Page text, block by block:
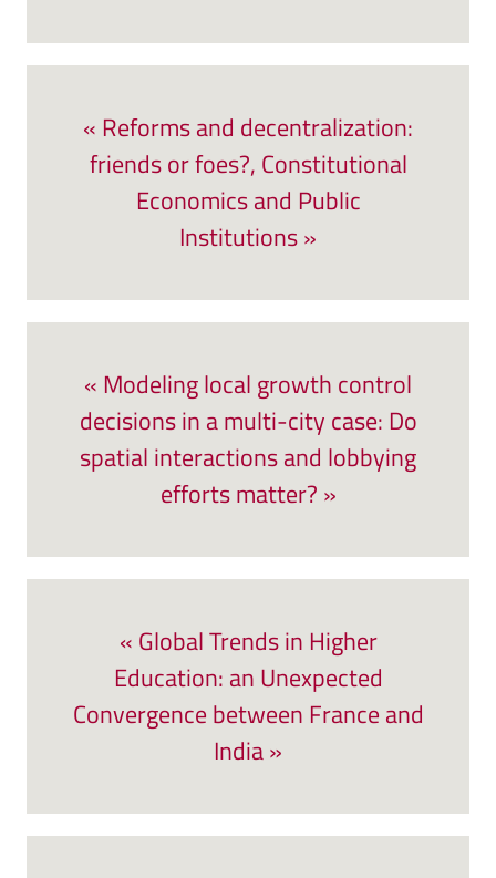
« Reforms and decentralization:
friends or foes?, Constitutional
Economics and Public
Institutions »
« Modeling local growth control
decisions in a multi-city case: Do
spatial interactions and lobbying
efforts matter? »
« Global Trends in Higher
Education: an Unexpected
Convergence between France and
India »